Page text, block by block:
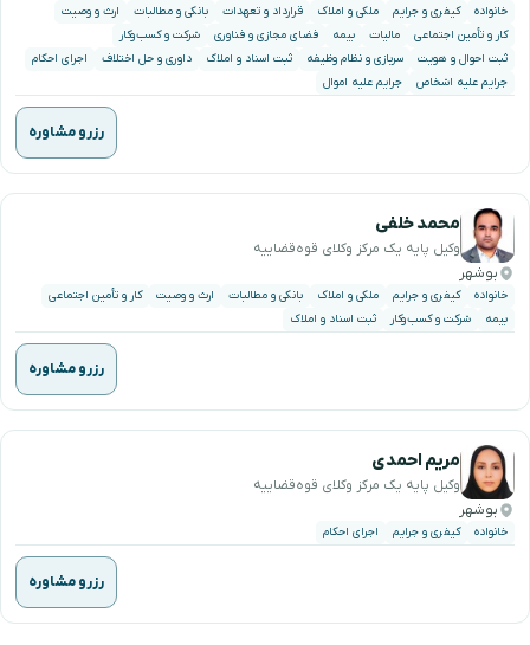
خانواده کیفری و جرایم ملکی و املاک قرارداد و تعهدات بانکی و مطالبات
ارث و وصیت
کار و تأمین اجتماعی
مالیات بیمه فضای مجازی و فناوری
شرکت و کسب‌وکار
ثبت احوال و هویت
سربازی و نظام وظیفه ثبت اسناد و املاک داوری و حل اختلاف
اجرای احکام
جرایم علیه اشخاص
جرایم علیه اموال
رزرو مشاوره
محمد خلفی
وکیل پایه یک مرکز وکلای قوه‌قضاییه
بوشهر
خانواده کیفری و جرایم ملکی و املاک بانکی و مطالبات ارث و وصیت
کار و تأمین اجتماعی
بیمه
شرکت و کسب‌وکار ثبت اسناد و املاک
رزرو مشاوره
مریم احمدی
وکیل پایه یک مرکز وکلای قوه‌قضاییه
بوشهر
خانواده کیفری و جرایم اجرای احکام
رزرو مشاوره